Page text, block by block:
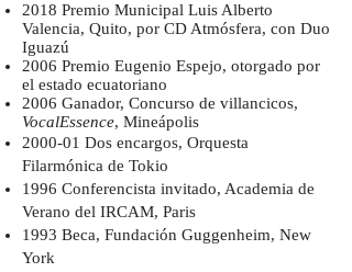
2018 Premio Municipal Luis Alberto
Valencia, Quito, por CD Atmósfera, con Duo
Iguazú
2006 Premio Eugenio Espejo, otorgado por
el estado ecuatoriano
2006 Ganador, Concurso de villancicos,
VocalEssence, Mineápolis
2000-01 Dos encargos, Orquesta
Filarmónica de Tokio
1996 Conferencista invitado, Academia de
Verano del IRCAM, Paris
1993 Beca, Fundación Guggenheim, New
York